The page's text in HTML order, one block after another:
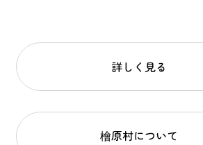
詳しく見る
檜原村について